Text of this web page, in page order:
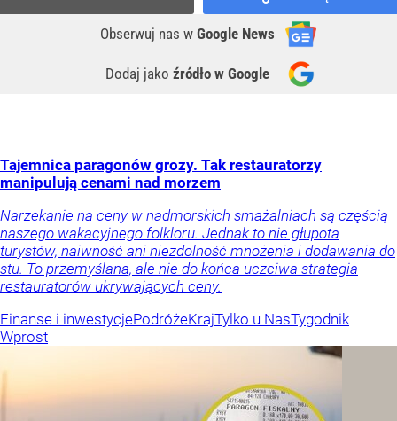
Obserwuj nas w Google News
Dodaj jako źródło w Google
Tajemnica paragonów grozy. Tak restauratorzy
manipulują cenami nad morzem
Narzekanie na ceny w nadmorskich smażalniach są częścią
naszego wakacyjnego folkloru. Jednak to nie głupota
turystów, naiwność ani niezdolność mnożenia i dodawania do
stu. To przemyślana, ale nie do końca uczciwa strategia
restauratorów ukrywających ceny.
Finanse i inwestycjePodróżeKrajTylko u NasTygodnik
Wprost